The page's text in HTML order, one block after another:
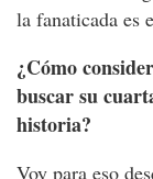
la fanaticada es
¿Cómo
buscar su
historia?
Voy para eso